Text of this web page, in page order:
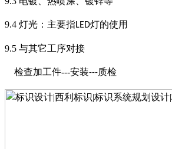
9.4 灯光：主要指LED灯的使用
9.5 与其它工序对接
检查加工件---安装---质检